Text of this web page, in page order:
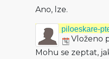
Ano, lze.
piloeskare-
Vloženo
Mohu se zeptat,